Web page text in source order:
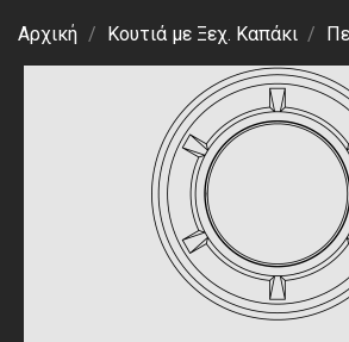
Αρχική Κουτιά με Ξεχ. Καπάκι